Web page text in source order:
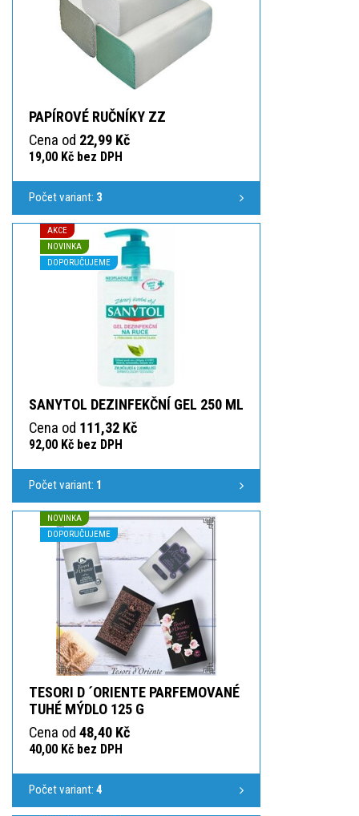
PAPÍROVÉ RUČNÍKY ZZ
Cena od 22,99 Kč
19,00 Kč bez DPH
Počet variant: 3
AKCE
NOVINKA
DOPORUČUJEME
SANYTOL DEZINFEKČNÍ GEL 250 ML
Cena od 111,32 Kč
92,00 Kč bez DPH
Počet variant: 1
NOVINKA
DOPORUČUJEME
TESORI D ´ORIENTE PARFEMOVANÉ
TUHÉ MÝDLO 125 G
Cena od 48,40 Kč
40,00 Kč bez DPH
Počet variant: 4